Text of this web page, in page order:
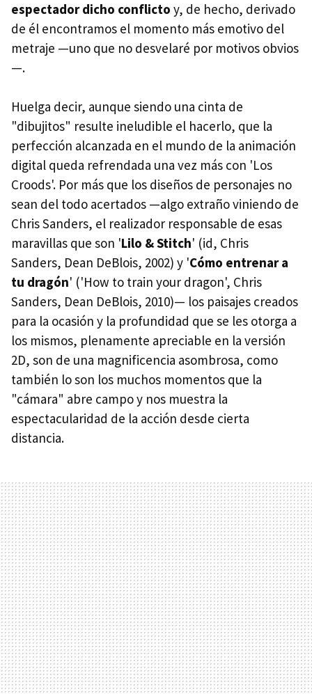
espectador dicho conflicto y, de hecho, derivado
de él encontramos el momento más emotivo del
metraje —uno que no desvelaré por motivos obvios
—.
Huelga decir, aunque siendo una cinta de
"dibujitos" resulte ineludible el hacerlo, que la
perfección alcanzada en el mundo de la animación
digital queda refrendada una vez más con 'Los
Croods'. Por más que los diseños de personajes no
sean del todo acertados —algo extraño viniendo de
Chris Sanders, el realizador responsable de esas
maravillas que son 'Lilo & Stitch' (id, Chris
Sanders, Dean DeBlois, 2002) y 'Cómo entrenar a
tu dragón' ('How to train your dragon', Chris
Sanders, Dean DeBlois, 2010)— los paisajes creados
para la ocasión y la profundidad que se les otorga a
los mismos, plenamente apreciable en la versión
2D, son de una magnificencia asombrosa, como
también lo son los muchos momentos que la
"cámara" abre campo y nos muestra la
espectacularidad de la acción desde cierta
distancia.